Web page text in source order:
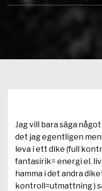
Jag vill bara säga
det jag egentligen
leva i ett dike (full
fantasirik= energi el.
hamma i det andra
kontroll=utmattning )